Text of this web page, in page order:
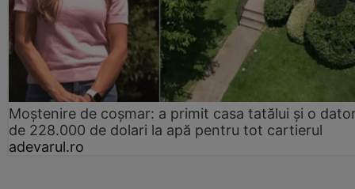
Moștenire de coșmar: a primit casa tatălui și o
de 228.000 de dolari la apă pentru tot cartierul
adevarul.ro